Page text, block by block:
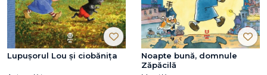
Lupușorul Lou și ciobănița
Noapte bună, domnule
Zăpăcilă